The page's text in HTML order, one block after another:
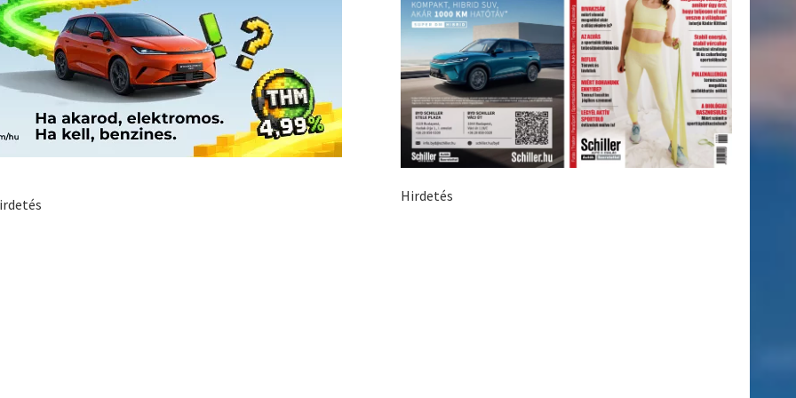
Hirdetés